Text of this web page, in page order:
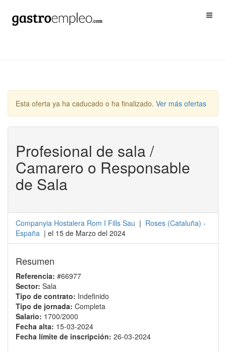
Esta oferta ya ha caducado o ha finalizado. Ver más ofertas
Profesional de sala /
Camarero o Responsable
de Sala
Companyia Hostalera Rom I Fills Sau | Roses (Cataluña) -
España | el 15 de Marzo del 2024
Resumen
Referencia: #66977
Sector: Sala
Tipo de contrato: Indefinido
Tipo de jornada: Completa
Salario: 1700/2000
Fecha alta: 15-03-2024
Fecha límite de inscripción: 26-03-2024